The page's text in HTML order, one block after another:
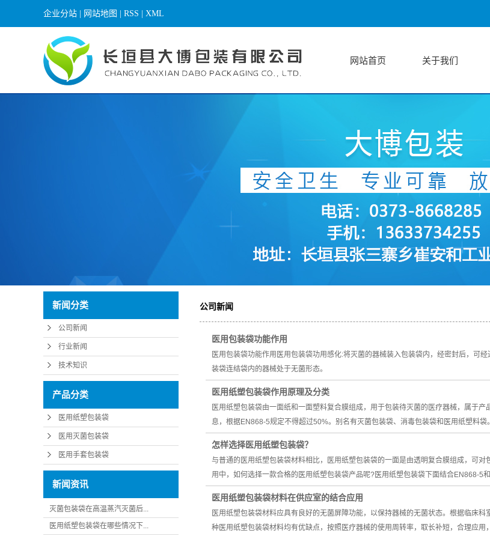
企业分站 网站地图 RSS XML
网站首页 关于我们
企业文化
医
新闻分类
公司新闻
行业新闻
技术知识
产品分类
医用纸塑包装袋
医用灭菌包装袋
医用手套包装袋
新闻资讯
灭菌包装袋在高温蒸汽灭菌后...
医用纸塑包装袋在哪些情况下...
公司新闻
医用包装袋功能作用
医用包装袋功能作用医用包装袋功用感化:将灭菌的器械装入包装袋内，经密封后，可
装袋连结袋内的器械处于无菌形态。
医用纸塑包装袋作用原理及分类
医用纸塑包装袋由一面纸和一面塑料复合膜组成，用于包装待灭菌的医疗器械，属于
息，根据EN868-5规定不得超过50%。别名有灭菌包装袋、消毒包装袋和医用纸塑料袋
怎样选择医用纸塑包装袋？
与普通的医用纸塑包装袋材料相比，医用纸塑包装袋的一面是由透明复合膜组成，可
用中，如何选择一款合格的医用纸塑包装袋产品呢?医用纸塑包装袋下面结合EN868-5和I
医用纸塑包装袋材料在供应室的结合应用
医用纸塑包装袋材料应具有良好的无菌屏障功能，以保持器械的无菌状态。根据临床
种医用纸塑包装袋材料均有优缺点，按照医疗器械的使用周转率，取长补短，合理应用